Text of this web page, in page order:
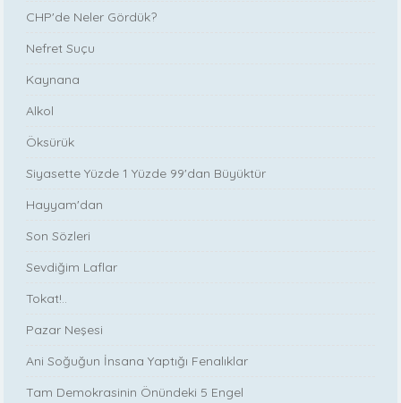
CHP'de Neler Gördük?
Nefret Suçu
Kaynana
Alkol
Öksürük
Siyasette Yüzde 1 Yüzde 99'dan Büyüktür
Hayyam'dan
Son Sözleri
Sevdiğim Laflar
Tokat!..
Pazar Neşesi
Ani Soğuğun İnsana Yaptığı Fenalıklar
Tam Demokrasinin Önündeki 5 Engel